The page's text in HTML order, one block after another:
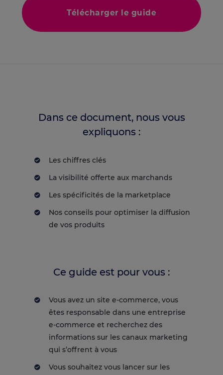
Télécharger le guide
Dans ce document, nous vous
expliquons :
Les chiffres clés
La visibilité offerte aux marchands
Les spécificités de la marketplace
Nos conseils pour optimiser la diffusion
de vos produits
Ce guide est pour vous :
Vous avez un site e-commerce, vous
êtes responsable dans une entreprise
e-commerce et recherchez des
informations sur les canaux marketing
qui s’offrent à vous
Vous souhaitez vous lancer sur les